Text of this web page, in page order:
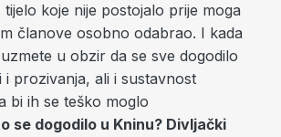
koje nije postojalo prije moga
članove osobno odabrao. I kada
u obzir da se sve dogodilo
prozivanja, ali i sustavnost
bi ih se teško moglo
se dogodilo u Kninu? Divljački